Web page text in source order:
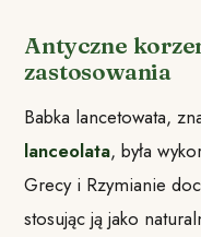
Antyczne
zastosowania
Babka lancetowata,
lanceolata, była
Grecy i Rzymianie
stosując ją jako